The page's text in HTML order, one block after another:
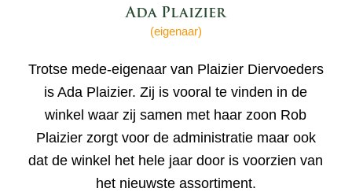
Ada Plaizier
(eigenaar)
Trotse mede-eigenaar van Plaizier Diervoeders
is Ada Plaizier. Zij is vooral te vinden in de
winkel waar zij samen met haar zoon Rob
Plaizier zorgt voor de administratie maar ook
dat de winkel het hele jaar door is voorzien van
het nieuwste assortiment.